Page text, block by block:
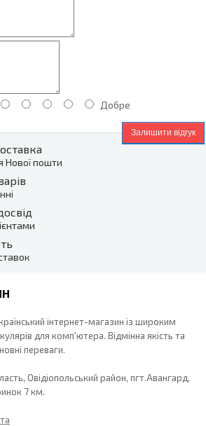
Добре
Залишити відгук
Нової пошти
інтернет-магазин із широким
для комп'ютера. Відмінна якість та
переваги.
Овідіопольський район, пгт.Авангард,
7 км.